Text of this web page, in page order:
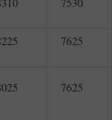
7625
7625